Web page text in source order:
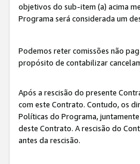
objetivos do sub-item (a) acima
Programa será considerada um
Podemos reter comissões não
propósito de contabilizar
Após a rescisão do presente
com este Contrato. Contudo, os
Políticas do Programa,
deste Contrato. A rescisão do
antes da rescisão.